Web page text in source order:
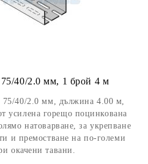
40/2.0 мм, 1 брой 4 м
40/2.0 мм, дължина 4.00 м,
усилена горещо поцинкована
натоварване, за укрепване
и премостване на по-големи
окачени тавани.